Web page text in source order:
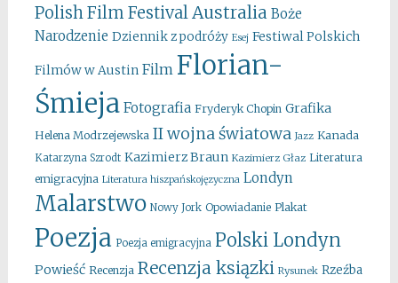
Polish Film FestivalAustralia Boże
Narodzenie Dziennik z podróży Esej Festiwal Polskich
Filmów w Austin Film Florian-
Śmieja Fotografia Fryderyk Chopin Grafika
Helena Modrzejewska II wojna światowa Jazz Kanada
Katarzyna Szrodt Kazimierz Braun Kazimierz Głaz Literatura
emigracyjna Literatura hiszpańskojęzyczna Londyn
Malarstwo Nowy Jork Opowiadanie Plakat
Poezja Poezja emigracyjna Polski Londyn
Powieść Recenzja Recenzja ksiązki Rysunek Rzeźba